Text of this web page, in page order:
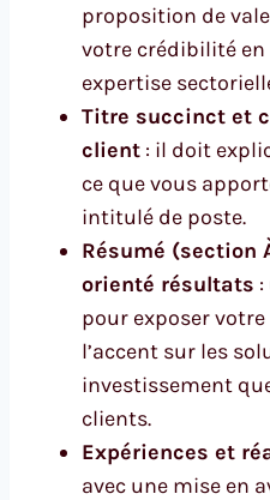
proposition de
votre crédibilité
expertise
Titre succinct et
client : il doit
ce que vous
intitulé de poste.
Résumé (section
orienté résultats
pour exposer
l’accent sur les
investissement
clients.
Expériences et
avec une mise en